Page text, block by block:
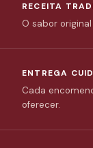
RECEITA
O sabor
ENTREGA
Cada
oferecer.